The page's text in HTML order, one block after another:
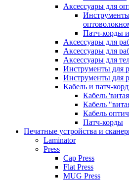
Аксессуары для
Патч-корды
Аксессуары для
Аксессуары для
Аксессуары для
Инструменты для
Инструменты для
Кабель и патч-
Кабель
Кабель
Кабель
Патч-корды
Печатные устройства и
Laminator
Press
Cap Press
Flat Press
MUG Press